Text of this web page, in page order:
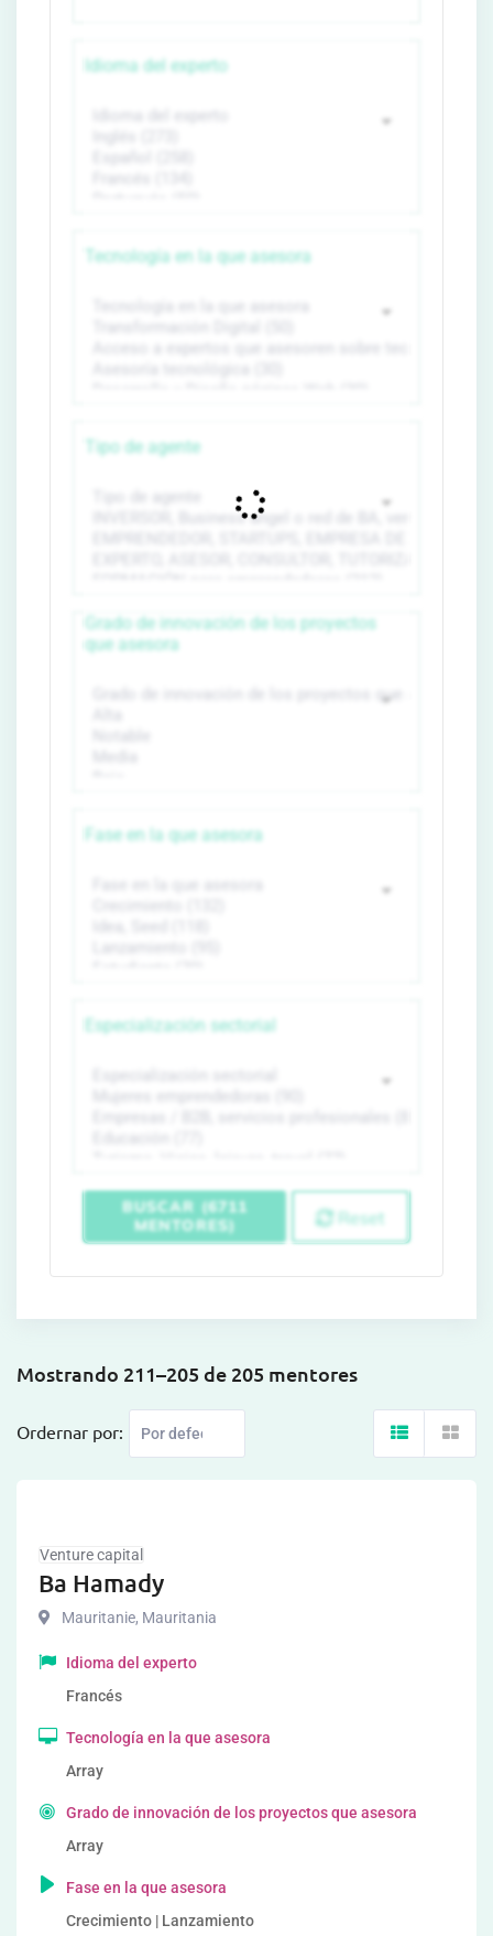
Idioma del experto
Tecnología en la que asesora
Tipo de agente
Grado de innovación de los proyectos
que asesora
Fase en la que asesora
Especialización sectorial
BUSCAR (6711
MENTORES)
Reset
Mostrando 211–205 de 205 mentores
Ordernar por:
Venture capital
Ba Hamady
Mauritanie, Mauritania
Idioma del experto
Francés
Tecnología en la que asesora
Array
Grado de innovación de los proyectos que asesora
Array
Fase en la que asesora
Crecimiento | Lanzamiento